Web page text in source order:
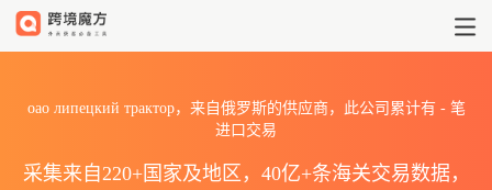
оао липецкий трактор，来自俄罗斯的供应商，此公司累计有 -笔
进口交易
采集来自220+国家及地区，40亿+条海关交易数据，